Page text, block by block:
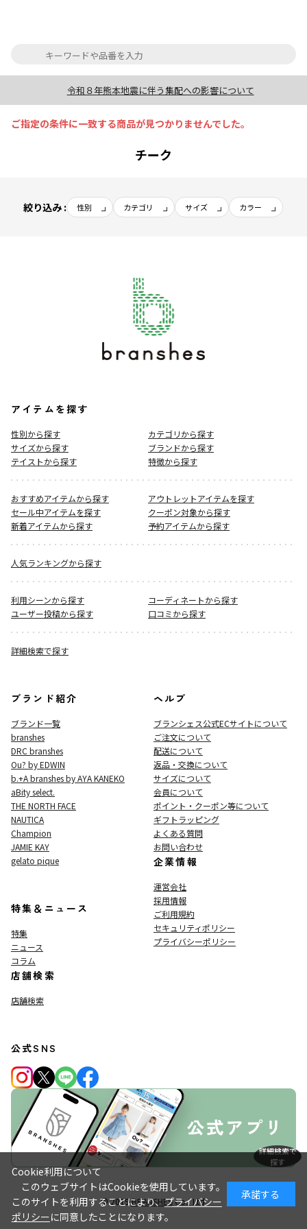
令和８年熊本地震に伴う集配への影響について
ご指定の条件に一致する商品が見つかりませんでした。
チーク
絞り込み : 性別 カテゴリ サイズ カラー
アイテムを探す
性別から探す
カテゴリから探す
サイズから探す
ブランドから探す
テイストから探す
特徴から探す
おすすめアイテムから探す
アウトレットアイテムを探す
セール中アイテムを探す
クーポン対象から探す
新着アイテムから探す
予約アイテムから探す
人気ランキングから探す
利用シーンから探す
コーディネートから探す
ユーザー投稿から探す
口コミから探す
詳細検索で探す
ブランド紹介
ブランド一覧
branshes
DRC branshes
Ou? by EDWIN
b.+A branshes by AYA KANEKO
aBity select.
THE NORTH FACE
NAUTICA
Champion
JAMIE KAY
gelato pique
特集＆ニュース
特集
ニュース
コラム
店舗検索
店舗検索
ヘルプ
ブランシェス公式ECサイトについて
ご注文について
配送について
返品・交換について
サイズについて
会員について
ポイント・クーポン等について
ギフトラッピング
よくある質問
お問い合わせ
企業情報
運営会社
採用情報
ご利用規約
セキュリティポリシー
プライバシーポリシー
公式SNS
© 2019BRANSHESCo., Ltd.
詳細検索で
探す
Cookie利用について
このウェブサイトはCookieを使用しています。
このサイトを利用することにより、プライバシー
ポリシーに同意したことになります。
承諾する